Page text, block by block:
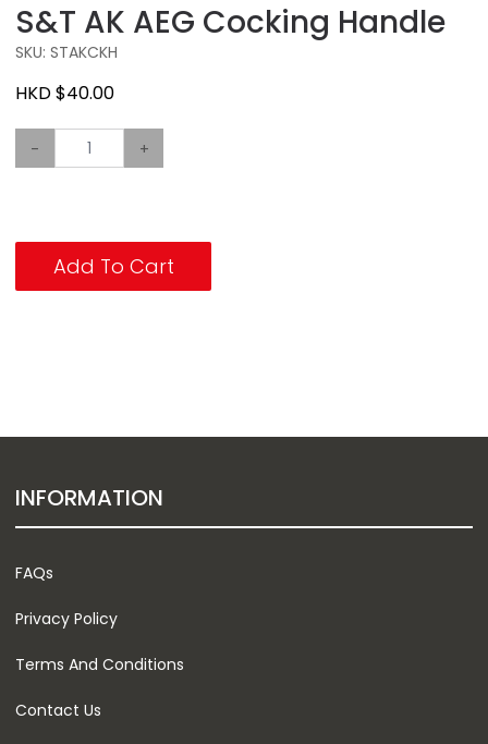
S&T AK AEG Cocking Handle
SKU: STAKCKH
HKD $40.00
- +
Add To Cart
INFORMATION
FAQs
Privacy Policy
Terms And Conditions
Contact Us